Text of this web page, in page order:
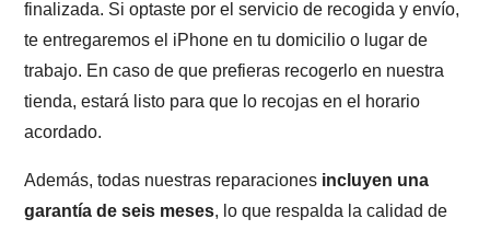
finalizada. Si optaste por el servicio de recogida y envío,
te entregaremos el iPhone en tu domicilio o lugar de
trabajo. En caso de que prefieras recogerlo en nuestra
tienda, estará listo para que lo recojas en el horario
acordado.
Además, todas nuestras reparaciones incluyen una
garantía de seis meses, lo que respalda la calidad de